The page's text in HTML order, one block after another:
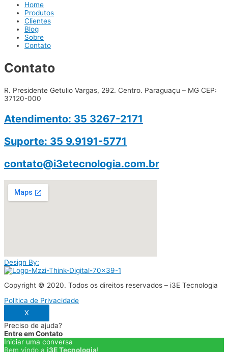
Home
Produtos
Clientes
Blog
Sobre
Contato
Contato
R. Presidente Getulio Vargas, 292. Centro. Paraguaçu – MG CEP:
37120-000
Atendimento: 35 3267-2171
Suporte: 35 9.9191-5771
contato@i3etecnologia.com.br
Design By:
Copyright © 2020. Todos os direitos reservados – i3E Tecnologia
Politica de Privacidade
X
Preciso de ajuda?
Entre em Contato
Iniciar uma conversa
Bem vindo a i3E Tecnologia!